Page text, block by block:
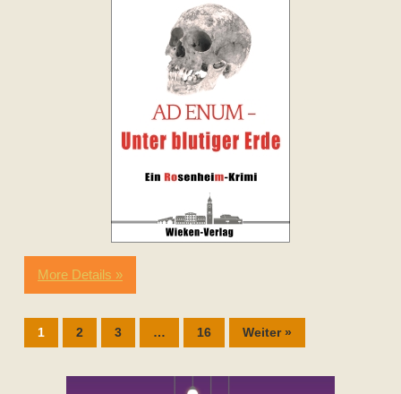
More Details »
1 2 3 … 16 Weiter »